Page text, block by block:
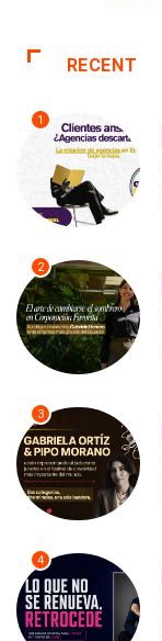
RECENT
1
2
3
4